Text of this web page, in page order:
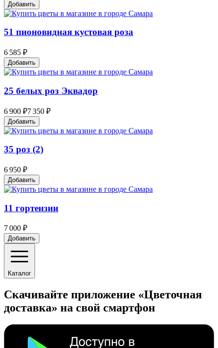
Добавить
51 пионовидная кустовая роза
6 585 ₽
Добавить
25 белых роз Эквадор
6 900 ₽7 350 ₽
Добавить
35 роз (2)
6 950 ₽
Добавить
11 гортензии
7 000 ₽
Добавить
Каталог
Скачивайте приложение «Цветочная
доставка» на свой смартфон